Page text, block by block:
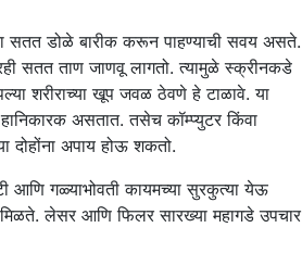
सतत डोळे बारीक करून पाहण्याची सवय असते.
सतत ताण जाणवू लागतो. त्यामुळे स्क्रीनकडे
शरीराच्या खूप जवळ ठेवणे हे टाळावे. या
असतात. तसेच कॉम्प्युटर किंवा
दोहोंना अपाय होऊ शकतो.
आणि गळ्याभोवती कायमच्या सुरकुत्या येऊ
लेसर आणि फिलर सारख्या महागडे उपचार